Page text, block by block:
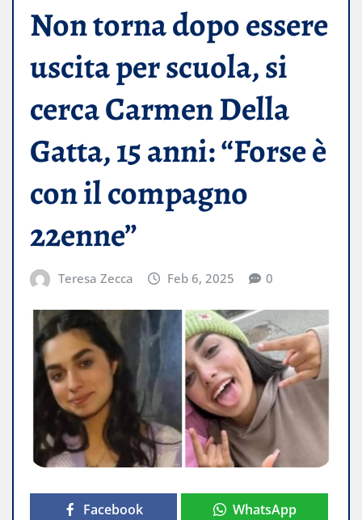
Non torna dopo essere
uscita per scuola, si
cerca Carmen Della
Gatta, 15 anni: “Forse è
con il compagno
22enne”
Teresa Zecca Feb 6, 2025 0
Facebook WhatsApp